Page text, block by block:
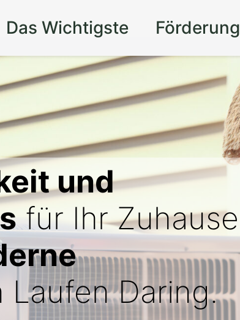
Das Wichtigste Förderung
und
für Ihr Zuhause
Laufen Daring.